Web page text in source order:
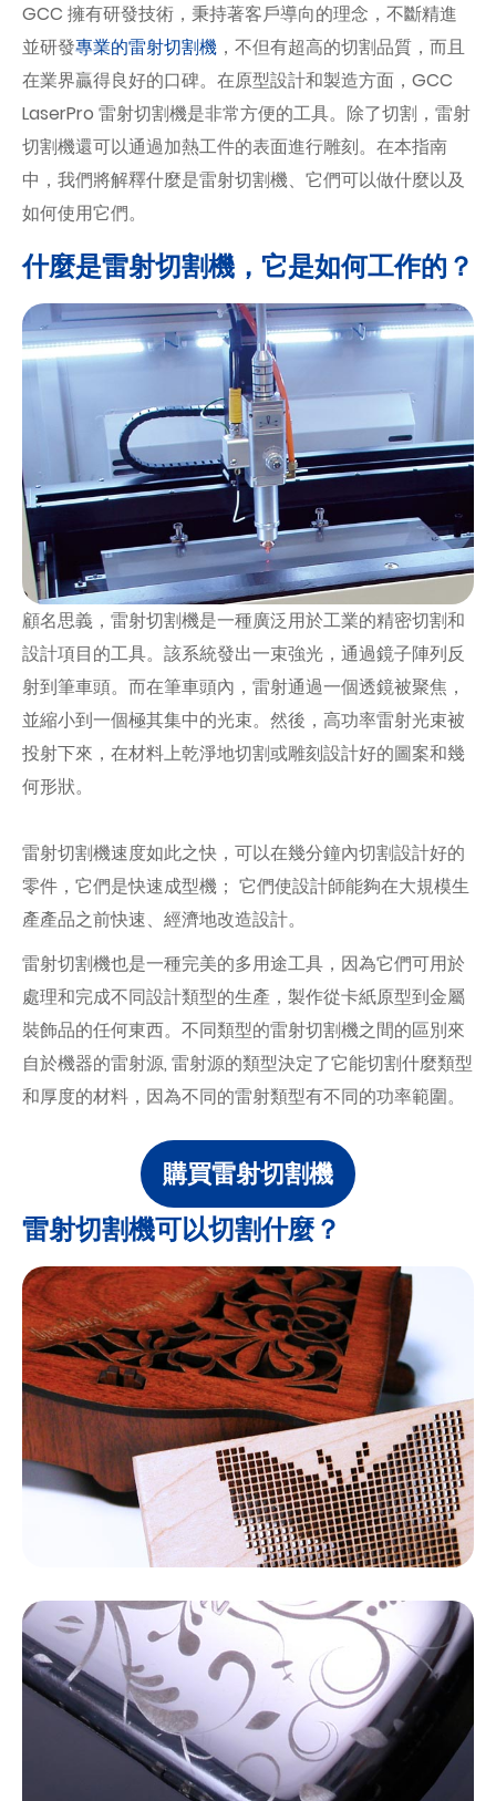
GCC 擁有研發技術，秉持著客戶導向的理念，不斷精進
並研發專業的雷射切割機 ，不但有超高的切割品質，而且
在業界贏得良好的口碑。在原型設計和製造方面，GCC
LaserPro 雷射切割機是非常方便的工具。除了切割，雷射
切割機還可以通過加熱工件的表面進行雕刻。在本指南
中，我們將解釋什麼是雷射切割機、它們可以做什麼以及
如何使用它們。
什麼是雷射切割機，它是如何工作的？
顧名思義，雷射切割機是一種廣泛用於工業的精密切割和
設計項目的工具。該系統發出一束強光，通過鏡子陣列反
射到筆車頭。而在筆車頭內，雷射通過一個透鏡被聚焦，
並縮小到一個極其集中的光束。然後，高功率雷射光束被
投射下來，在材料上乾淨地切割或雕刻設計好的圖案和幾
何形狀。
雷射切割機速度如此之快，可以在幾分鐘內切割設計好的
零件，它們是快速成型機； 它們使設計師能夠在大規模生
產產品之前快速、經濟地改造設計。
雷射切割機也是一種完美的多用途工具，因為它們可用於
處理和完成不同設計類型的生產，製作從卡紙原型到金屬
裝飾品的任何東西。不同類型的雷射切割機之間的區別來
自於機器的雷射源, 雷射源的類型決定了它能切割什麼類型
和厚度的材料，因為不同的雷射類型有不同的功率範圍。
購買雷射切割機
雷射切割機可以切割什麼？